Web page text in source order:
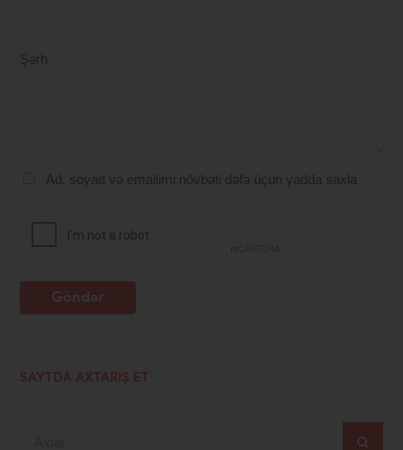
SAYTDA AXTARIŞ ET
Şərh
Ad, soyad və emailimi növbəti dəfə üçün yadda saxla
Göndər